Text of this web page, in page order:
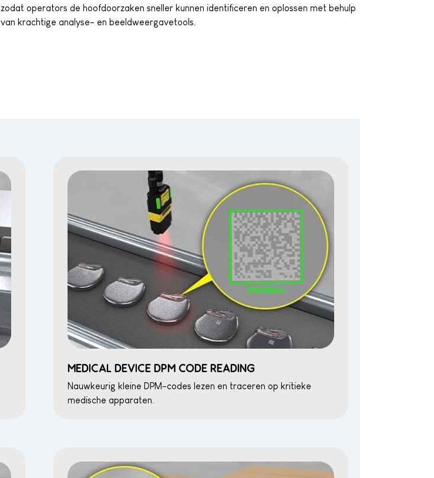
zodat operators de hoofdoorzaken sneller kunnen identificeren en oplossen met behulp
van krachtige analyse- en beeldweergavetools.
MEDICAL DEVICE DPM CODE READING
Nauwkeurig kleine DPM-codes lezen en traceren op kritieke
medische apparaten.